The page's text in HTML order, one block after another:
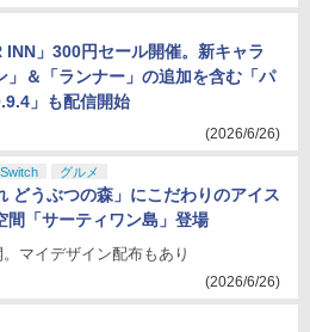
INN」300円セール開催。新キャラ
」＆「ランナー」の追加を含む「パ
」も配信開始
(2026/6/26)
Switch グルメ
どうぶつの森」にこだわりのアイス
間「サーティワン島」登場
マイデザイン配布もあり
(2026/6/26)